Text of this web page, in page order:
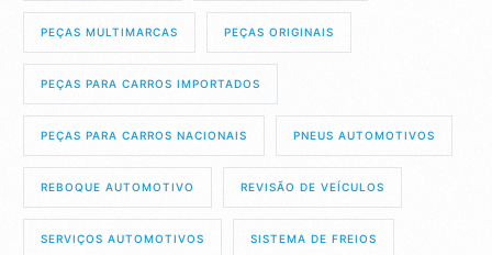
PEÇAS MULTIMARCAS PEÇAS ORIGINAIS
PEÇAS PARA CARROS IMPORTADOS
PEÇAS PARA CARROS NACIONAIS PNEUS AUTOMOTIVOS
REBOQUE AUTOMOTIVO REVISÃO DE VEÍCULOS
SERVIÇOS AUTOMOTIVOS SISTEMA DE FREIOS